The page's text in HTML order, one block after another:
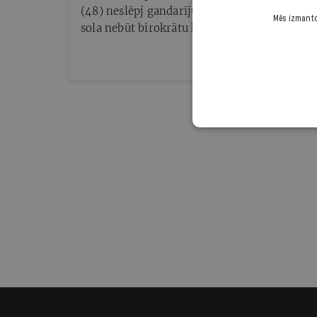
(48) neslēpj gandarījumu par Latvijas
sola nebūt birokrātu komisārs
Mēs